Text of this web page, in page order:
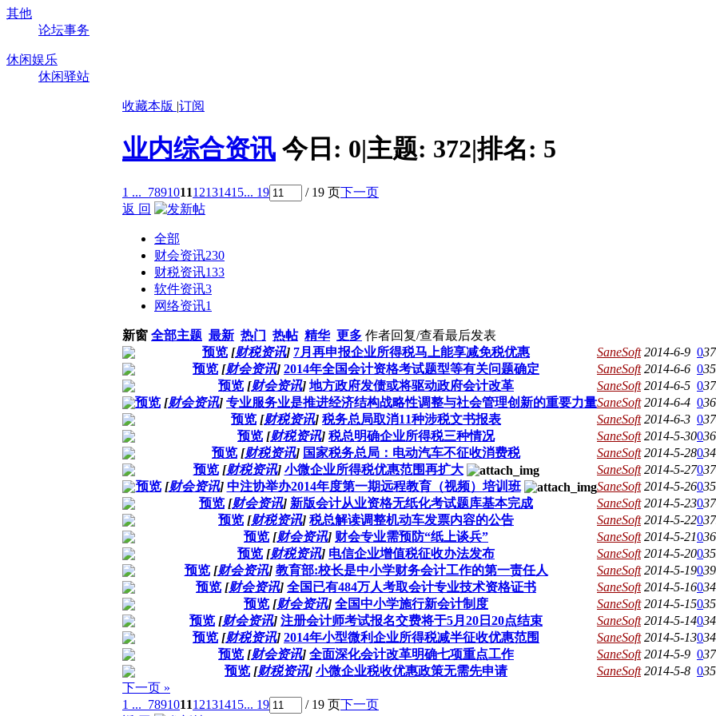
其他
论坛事务
休闲娱乐
休闲驿站
收藏本版 |订阅
业内综合资讯 今日: 0|主题: 372|排名: 5
1 ... 789101112131415... 19 / 19 页下一页
返 回
全部
财会资讯230
财税资讯133
软件资讯3
网络资讯1
新窗 全部主题 最新 热门 热帖 精华 更多 作者回复/查看最后发表
预览 [财税资讯] 7月再申报企业所得税马上能享减免税优惠 SaneSoft 2014-6-9 0
预览 [财会资讯] 2014年全国会计资格考试题型等有关问题确定 SaneSoft 2014-6-6 0
预览 [财会资讯] 地方政府发债或将驱动政府会计改革 SaneSoft 2014-6-5 0
预览 [财会资讯] 专业服务业是推进经济结构战略性调整与社会管理创新的重要力量SaneSoft 2014-6-4 0
预览 [财税资讯] 税务总局取消11种涉税文书报表 SaneSoft 2014-6-3 0
预览 [财税资讯] 税总明确企业所得税三种情况 SaneSoft 2014-5-300
预览 [财税资讯] 国家税务总局：电动汽车不征收消费税 SaneSoft 2014-5-280
预览 [财税资讯] 小微企业所得税优惠范围再扩大 SaneSoft 2014-5-270
预览 [财会资讯] 中注协举办2014年度第一期远程教育（视频）培训班 SaneSoft 2014-5-260
预览 [财会资讯] 新版会计从业资格无纸化考试题库基本完成 SaneSoft 2014-5-230
预览 [财税资讯] 税总解读调整机动车发票内容的公告 SaneSoft 2014-5-220
预览 [财会资讯] 财会专业需预防“纸上谈兵” SaneSoft 2014-5-210
预览 [财税资讯] 电信企业增值税征收办法发布 SaneSoft 2014-5-200
预览 [财会资讯] 教育部:校长是中小学财务会计工作的第一责任人 SaneSoft 2014-5-190
预览 [财会资讯] 全国已有484万人考取会计专业技术资格证书 SaneSoft 2014-5-160
预览 [财会资讯] 全国中小学施行新会计制度 SaneSoft 2014-5-150
预览 [财会资讯] 注册会计师考试报名交费将于5月20日20点结束 SaneSoft 2014-5-140
预览 [财税资讯] 2014年小型微利企业所得税减半征收优惠范围 SaneSoft 2014-5-130
预览 [财会资讯] 全面深化会计改革明确七项重点工作 SaneSoft 2014-5-9 0
预览 [财税资讯] 小微企业税收优惠政策无需先申请 SaneSoft 2014-5-8 0
下一页 »
1 ... 789101112131415... 19 / 19 页下一页